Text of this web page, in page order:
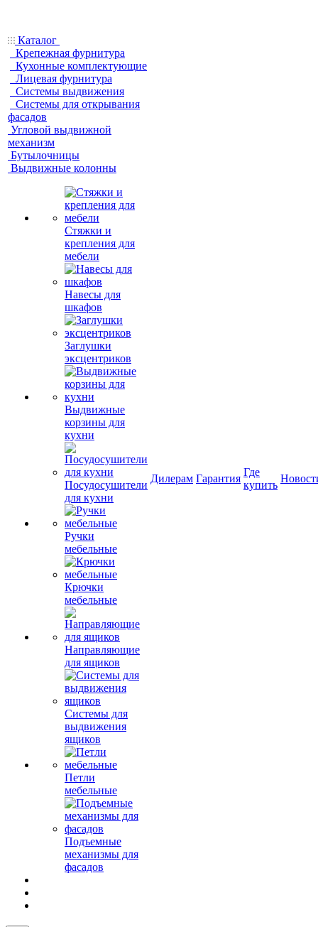
Каталог
Крепежная фурнитура
Кухонные комплектующие
Лицевая фурнитура
Системы выдвижения
Системы для открывания
фасадов
Угловой выдвижной
механизм
Бутылочницы
Выдвижные колонны
Стяжки и
крепления для
мебели
Навесы для
шкафов
Заглушки
эксцентриков
Выдвижные
корзины для
кухни
Посудосушители
для кухни
Ручки
мебельные
Крючки
мебельные
Направляющие
для ящиков
Системы для
выдвижения
ящиков
Петли
мебельные
Подъемные
механизмы для
фасадов
Дилерам Гарантия
Где
купить